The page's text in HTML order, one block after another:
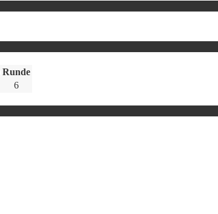
Runde
6